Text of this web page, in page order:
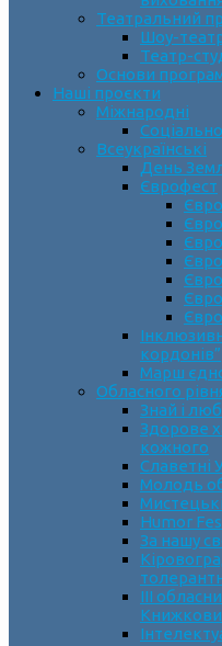
Театральний
Шоу-
Театр-
Основи
Наші проєкти
Міжнародні
Всеукраїнські
День
Єврофест
кордонів”
Марш
Обласного
Знай і
Здорове
кожного
Славетні
Молодь
Humor
За нашу
ІII